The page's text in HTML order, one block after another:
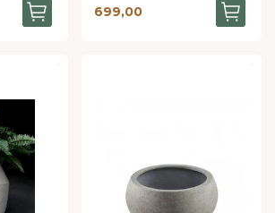
699,00